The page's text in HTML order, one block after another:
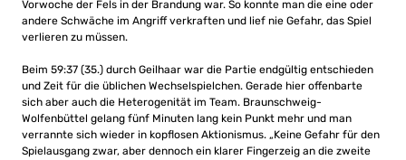
Vorwoche der Fels in der Brandung war. So konnte man die eine oder
andere Schwäche im Angriff verkraften und lief nie Gefahr, das Spiel
verlieren zu müssen.
Beim 59:37 (35.) durch Geilhaar war die Partie endgültig entschieden
und Zeit für die üblichen Wechselspielchen. Gerade hier offenbarte
sich aber auch die Heterogenität im Team. Braunschweig-
Wolfenbüttel gelang fünf Minuten lang kein Punkt mehr und man
verrannte sich wieder in kopflosen Aktionismus. „Keine Gefahr für den
Spielausgang zwar, aber dennoch ein klarer Fingerzeig an die zweite